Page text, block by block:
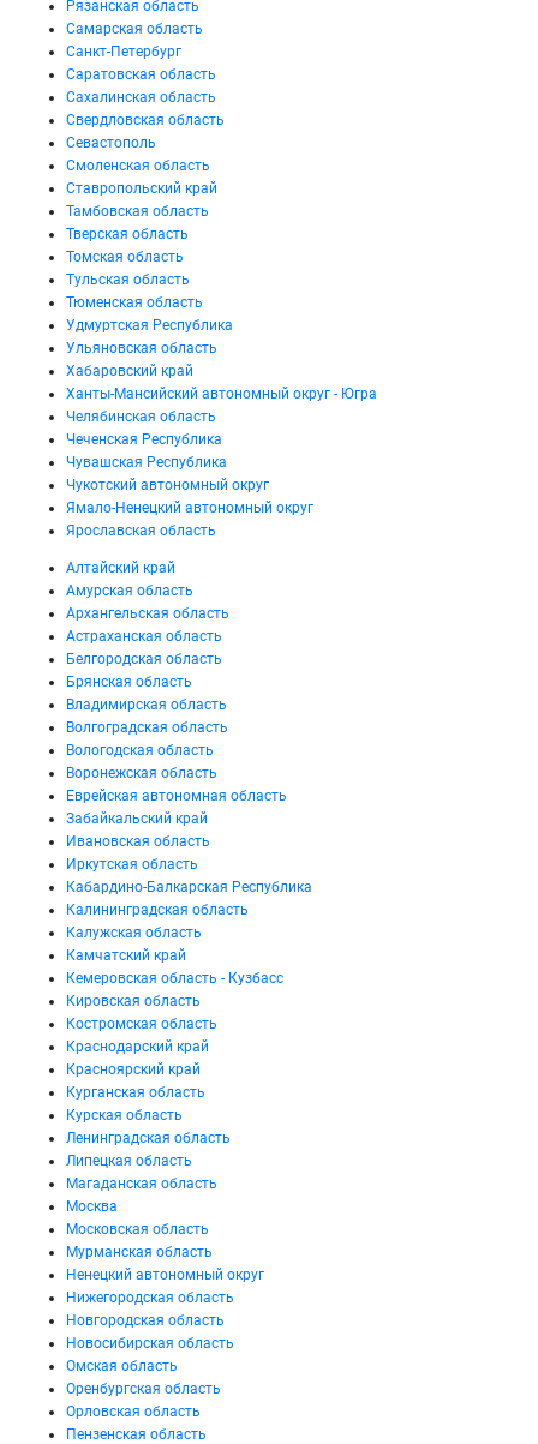
Рязанская область
Самарская область
Санкт-Петербург
Саратовская область
Сахалинская область
Свердловская область
Севастополь
Смоленская область
Ставропольский край
Тамбовская область
Тверская область
Томская область
Тульская область
Тюменская область
Удмуртская Республика
Ульяновская область
Хабаровский край
Ханты-Мансийский автономный округ - Югра
Челябинская область
Чеченская Республика
Чувашская Республика
Чукотский автономный округ
Ямало-Ненецкий автономный округ
Ярославская область
Алтайский край
Амурская область
Архангельская область
Астраханская область
Белгородская область
Брянская область
Владимирская область
Волгоградская область
Вологодская область
Воронежская область
Еврейская автономная область
Забайкальский край
Ивановская область
Иркутская область
Кабардино-Балкарская Республика
Калининградская область
Калужская область
Камчатский край
Кемеровская область - Кузбасс
Кировская область
Костромская область
Краснодарский край
Красноярский край
Курганская область
Курская область
Ленинградская область
Липецкая область
Магаданская область
Москва
Московская область
Мурманская область
Ненецкий автономный округ
Нижегородская область
Новгородская область
Новосибирская область
Омская область
Оренбургская область
Орловская область
Пензенская область